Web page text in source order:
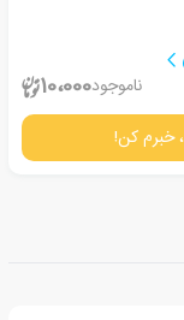
ناموجود10،000
خبرم کن!